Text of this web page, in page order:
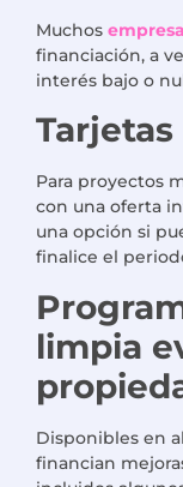
Muchos
financiación, a
interés bajo o
Para proyectos
con una oferta
una opción si
finalice el
limpia
Disponibles en
financian